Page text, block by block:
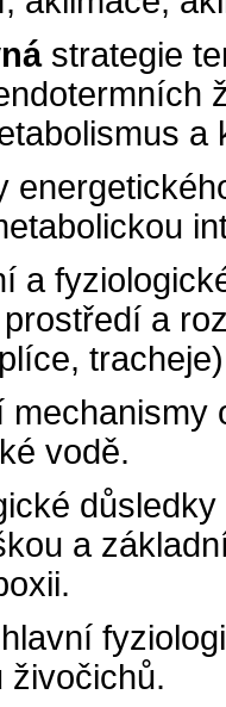
strategie
a
a
a
mechanismy
vodě.
a
hlavní
živočichů.